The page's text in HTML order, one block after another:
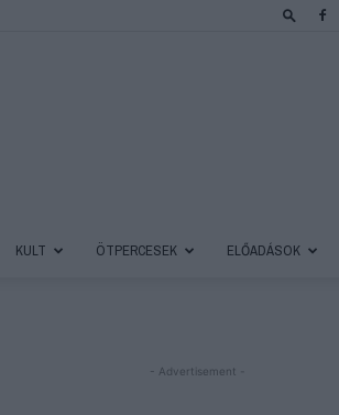
KULT ÖTPERCESEK ELŐADÁSOK
- Advertisement -